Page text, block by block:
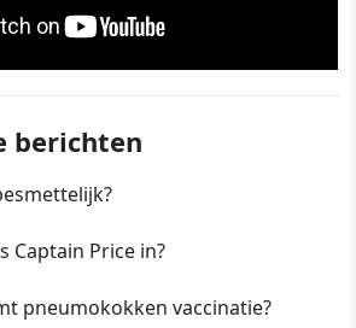
berichten
Captain Price in?
pneumokokken vaccinatie?